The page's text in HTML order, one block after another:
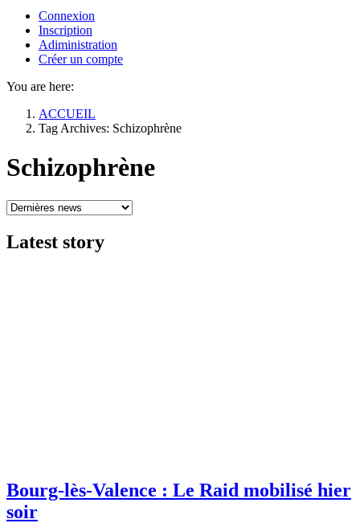
Connexion
Inscription
Adiministration
Créer un compte
You are here:
ACCUEIL
Tag Archives: Schizophrène
Schizophrène
Latest story
Bourg-lès-Valence : Le Raid mobilisé hier
soir